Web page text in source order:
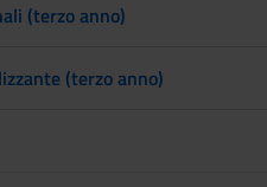
(terzo anno)
(terzo anno)